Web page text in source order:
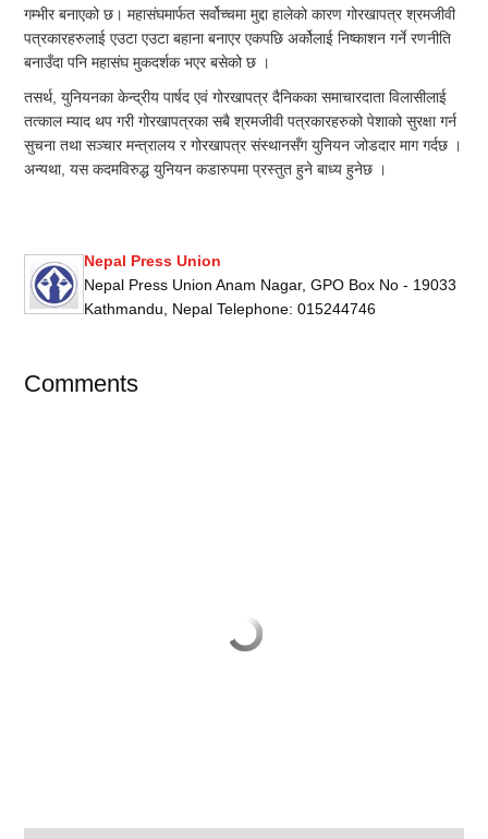
गम्भीर बनाएको छ। महासंघमार्फत सर्वोच्चमा मुद्दा हालेको कारण गोरखापत्र श्रमजीवी
पत्रकारहरुलाई एउटा एउटा बहाना बनाएर एकपछि अर्कोलाई निष्काशन गर्ने रणनीति
बनाउँदा पनि महासंघ मुकदर्शक भएर बसेको छ ।
तसर्थ, युनियनका केन्द्रीय पार्षद एवं गोरखापत्र दैनिकका समाचारदाता विलासीलाई
तत्काल म्याद थप गरी गोरखापत्रका सबै श्रमजीवी पत्रकारहरुको पेशाको सुरक्षा गर्न
सुचना तथा सञ्चार मन्त्रालय र गोरखापत्र संस्थानसँग युनियन जोडदार माग गर्दछ ।
अन्यथा, यस कदमविरुद्ध युनियन कडारुपमा प्रस्तुत हुने बाध्य हुनेछ ।
Nepal Press Union
Nepal Press Union Anam Nagar, GPO Box No - 19033
Kathmandu, Nepal Telephone: 015244746
Comments